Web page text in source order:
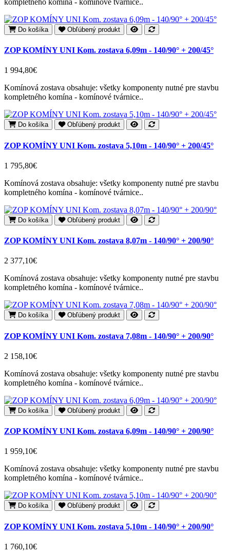
Do košíka Obľúbený produkt
ZOP KOMÍNY UNI Kom. zostava 6,09m - 140/90° + 200/45°
1 994,80€
Komínová zostava obsahuje: všetky komponenty nutné pre stavbu
kompletného komína - komínové tvárnice..
Do košíka Obľúbený produkt
ZOP KOMÍNY UNI Kom. zostava 5,10m - 140/90° + 200/45°
1 795,80€
Komínová zostava obsahuje: všetky komponenty nutné pre stavbu
kompletného komína - komínové tvárnice..
Do košíka Obľúbený produkt
ZOP KOMÍNY UNI Kom. zostava 8,07m - 140/90° + 200/90°
2 377,10€
Komínová zostava obsahuje: všetky komponenty nutné pre stavbu
kompletného komína - komínové tvárnice..
Do košíka Obľúbený produkt
ZOP KOMÍNY UNI Kom. zostava 7,08m - 140/90° + 200/90°
2 158,10€
Komínová zostava obsahuje: všetky komponenty nutné pre stavbu
kompletného komína - komínové tvárnice..
Do košíka Obľúbený produkt
ZOP KOMÍNY UNI Kom. zostava 6,09m - 140/90° + 200/90°
1 959,10€
Komínová zostava obsahuje: všetky komponenty nutné pre stavbu
kompletného komína - komínové tvárnice..
Do košíka Obľúbený produkt
ZOP KOMÍNY UNI Kom. zostava 5,10m - 140/90° + 200/90°
1 760,10€